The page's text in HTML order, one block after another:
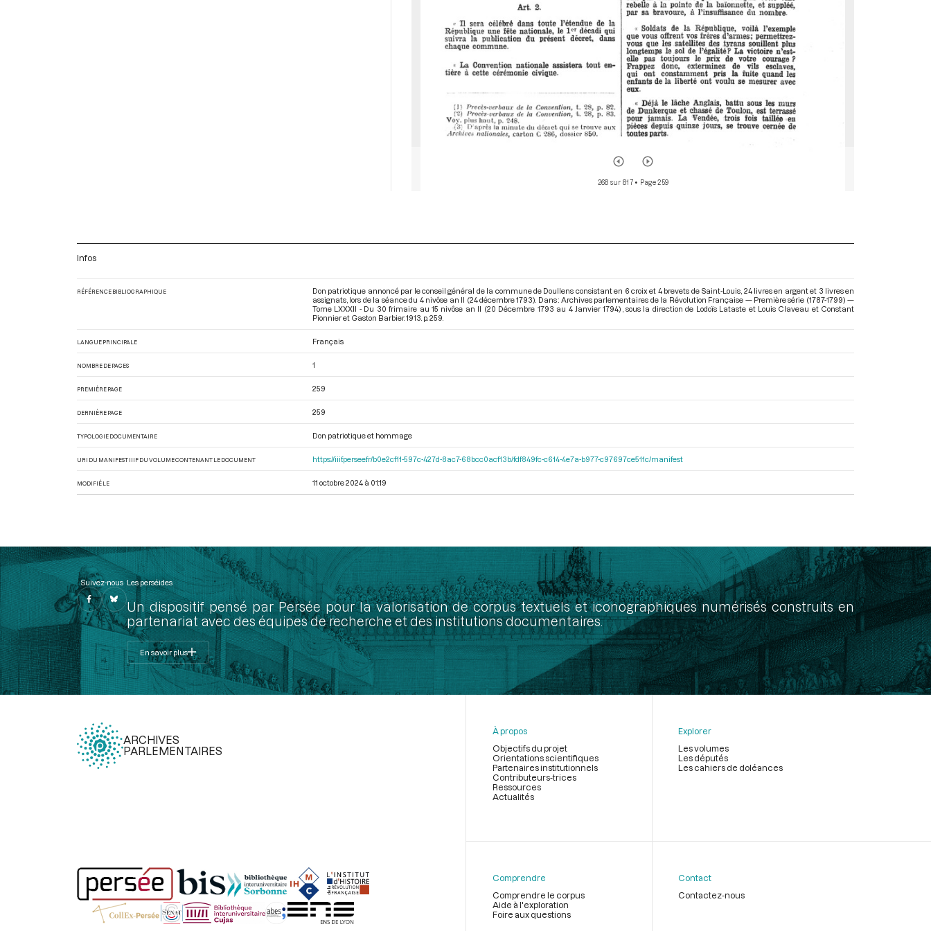
268 sur 817• Page 259
Infos
RÉFÉRENCE BIBLIOGRAPHIQUE
Don patriotique annoncé par le conseil général de la commune de Doullens consistant en 6 croix et 4 brevets de Saint-Louis, 24 livres en argent et 3 livres en
assignats, lors de la séance du 4 nivôse an II (24 décembre 1793). Dans : Archives parlementaires de la Révolution Française — Première série (1787-1799) —
Tome LXXXII - Du 30 frimaire au 15 nivôse an II (20 Décembre 1793 au 4 Janvier 1794) , sous la direction de Lodoïs Lataste et Louis Claveau et Constant
Pionnier et Gaston Barbier. 1913. p. 259.
LANGUE PRINCIPALE Français
NOMBRE DE PAGES 1
PREMIÈRE PAGE 259
DERNIÈRE PAGE 259
TYPOLOGIE DOCUMENTAIRE Don patriotique et hommage
URI DU MANIFEST IIIF DU VOLUME CONTENANT LE DOCUMENT https://iiif.persee.fr/b0e2cf11-597c-427d-8ac7-68bcc0acf13b/fdf849fc-c614-4e7a-b977-c97697ce511c/manifest
MODIFIÉ LE 11 octobre 2024 à 01:19
Suivez-nous Les perséides
Un dispositif pensé par Persée pour la valorisation de corpus textuels et iconographiques numérisés construits en
partenariat avec des équipes de recherche et des institutions documentaires.
En savoir plus
ARCHIVES
PARLEMENTAIRES
page
À propos
Objectifs du projet
Orientations scientifiques
Partenaires institutionnels
Contributeurs-trices
Ressources
Actualités
Explorer
Les volumes
Les députés
Les cahiers de doléances
Comprendre
Comprendre le corpus
Aide à l'exploration
Foire aux questions
Contact
Contactez-nous